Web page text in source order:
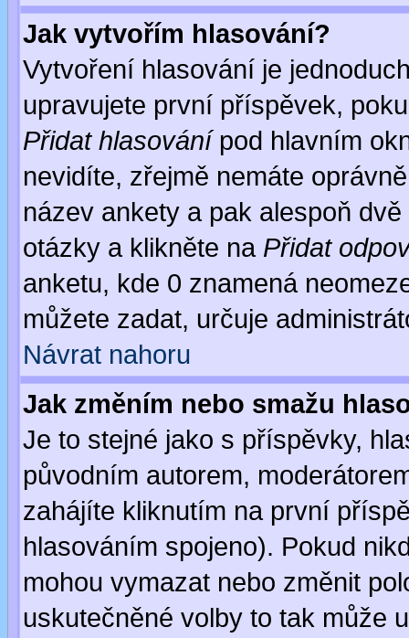
Jak vytvořím hlasování?
Vytvoření hlasování je
upravujete první příspěvek,
Přidat hlasovánípod hlavním
nevidíte, zřejmě nemáte
název ankety a pak alespoň
otázky a klikněte na Přidat
anketu, kde 0 znamená
můžete zadat, určuje
Návrat nahoru
Jak změním nebo smažu
Je to stejné jako s příspěvky,
původním autorem,
zahájíte kliknutím na první
hlasováním spojeno). Pokud
mohou vymazat nebo změnit
uskutečněné volby to tak může